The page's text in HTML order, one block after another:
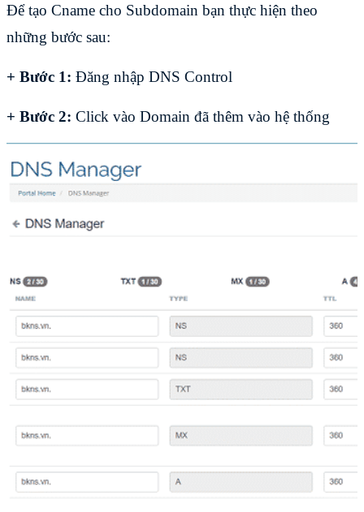
Để tạo Cname cho Subdomain bạn thực hiện theo
những bước sau:
+ Bước 1: Đăng nhập DNS Control
+ Bước 2: Click vào Domain đã thêm vào hệ thống